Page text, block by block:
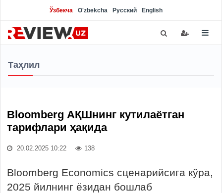
Ўзбекча O'zbekcha Русский English
Таҳлил
Bloomberg АҚШнинг кутилаётган
тарифлари ҳақида
20.02.2025 10:22 138
Bloomberg Economics сценарийсига кўра,
2025 йилнинг ёзидан бошлаб